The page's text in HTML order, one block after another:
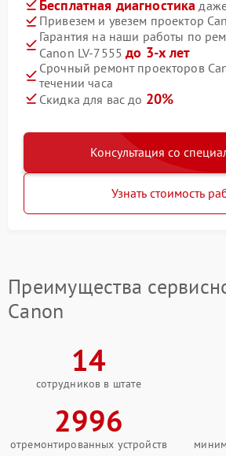
Бесплатная диагностика
Привезем и увезем проектор
Гарантия на наши работы по
Canon LV-7555до 3-х лет
Срочный ремонт проекторов
течении часа
Скидка для вас до 20%
Консультация со
Узнать стоимость
Преимущества
Canon
14
сотрудников в штате
2996
отремонтированных устройств